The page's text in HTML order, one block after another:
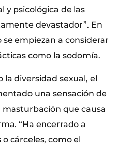
y psicológica de las
devastador”. En
se empiezan a considerar
como la sodomía.
la diversidad sexual, el
una sensación de
masturbación que causa
“Ha encerrado a
cárceles, como el